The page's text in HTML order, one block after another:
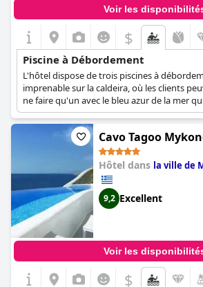
Voir les
$
Piscine à Débordement
L'hôtel dispose de trois piscines à
imprenable sur la caldeira, où les clients
ne faire qu'un avec le bleu azur de la mer
Cavo Tagoo
Hôtel dans la ville de
9,2 Excellent
Voir les
$